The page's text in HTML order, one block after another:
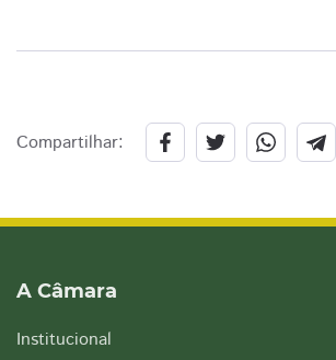
Compartilhar:
A Câmara
Institucional